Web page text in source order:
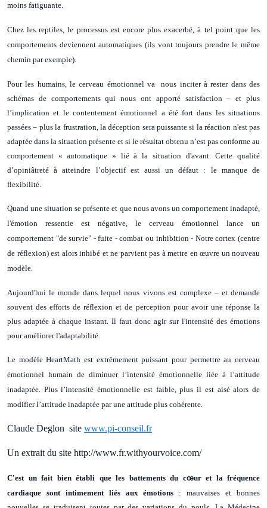
moins fatiguante.
Chez les reptiles, le processus est encore plus exacerbé, à tel point que les
comportements deviennent automatiques (ils vont toujours prendre le même
chemin par exemple).
Pour les humains, le cerveau émotionnel va nous inciter à rester dans des
schémas de comportements qui nous ont apporté satisfaction – et plus
l’implication et le contentement émotionnel a été fort dans les situations
passées – plus la frustration, la déception sera puissante si la réaction n'est pas
adaptée dans la situation présente et si le résultat obtenu n’est pas conforme au
comportement « automatique » lié à la situation d'avant. Cette qualité
d’opiniâtreté à atteindre l’objectif est aussi un défaut : le manque de
flexibilité.
Quand une situation se présente et que nous avons un comportement inadapté,
l'émotion ressentie est négative, le cerveau émotionnel lance un
comportement "de survie" - fuite - combat ou inhibition - Notre cortex (centre
de réflexion) est alors inhibé et ne parvient pas à mettre en œuvre un nouveau
modèle.
Aujourd'hui le monde dans lequel nous vivons est complexe – et demande
souvent des efforts de réflexion et de perception pour avoir une réponse la
plus adaptée à chaque instant. Il faut donc agir sur l'intensité des émotions
pour améliorer l'adaptabilité.
Le modèle HeartMath est extrêmement puissant pour permettre au cerveau
émotionnel humain de diminuer l’intensité émotionnelle liée à l’attitude
inadaptée. Plus l’intensité émotionnelle est faible, plus il est aisé alors de
modifier l’attitude inadaptée par une attitude plus cohérente.
Claude Deglon site www.pi-conseil.fr
Un extrait du site http://www.fr.withyourvoice.com/
C'est un fait bien établi que les battements du cœur et la fréquence
cardiaque sont intimement liés aux émotions : mauvaises et bonnes